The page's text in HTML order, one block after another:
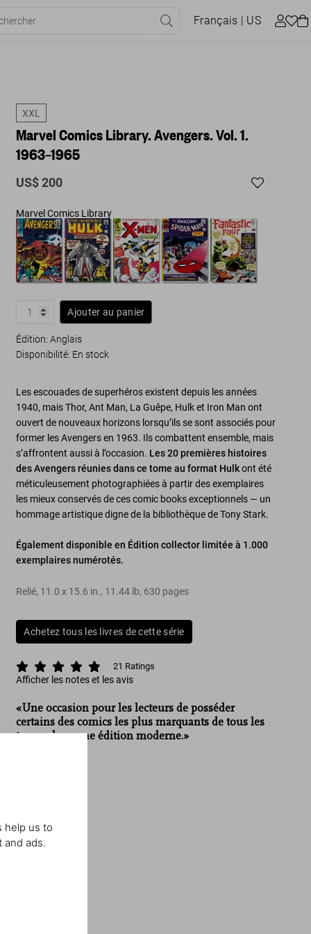
help us to
and ads.
Français | US
XXL
Marvel Comics Library. Avengers. Vol. 1.
1963–1965
US$ 200
Marvel Comics Library
Ajouter au panier
Édition: Anglais
Disponibilité: En stock
Les escouades de superhéros existent depuis les années
1940, mais Thor, Ant Man, La Guêpe, Hulk et Iron Man ont
ouvert de nouveaux horizons lorsqu’ils se sont associés pour
former les Avengers en 1963. Ils combattent ensemble, mais
s’affrontent aussi à l’occasion. Les 20 premières histoires
des Avengers réunies dans ce tome au format Hulkont été
méticuleusement photographiées à partir des exemplaires
les mieux conservés de ces comic books exceptionnels — un
hommage artistique digne de la bibliothèque de Tony Stark.
Également disponible en Édition collector limitée à 1.000
exemplaires numérotés.
Relié, 11.0 x 15.6 in., 11.44 lb, 630 pages
Achetez tous les livres de cette série
21 Ratings
Afficher les notes et les avis
«Une occasion pour les lecteurs de posséder
certains des comics les plus marquants de tous les
temps dans une édition moderne.»